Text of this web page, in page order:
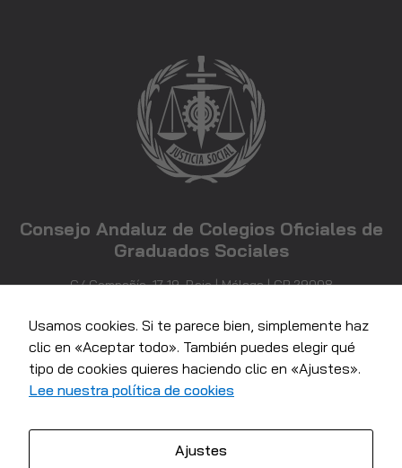
Consejo Andaluz de Colegios Oficiales de
Graduados Sociales
C/ Compañía, 17-19, Bajo | Málaga | CP 29008
info@consejoandaluzgraduadossociales.com
Usamos cookies. Si te parece bien, simplemente haz
clic en «Aceptar todo». También puedes elegir qué
tipo de cookies quieres haciendo clic en «Ajustes».
Lee nuestra política de cookies
Ajustes
desaparecerán
de la web.
Marketing
Al compartir tus
mientras visitas
nuestro sitio,
posibilidad de
ofertas
personalizados.